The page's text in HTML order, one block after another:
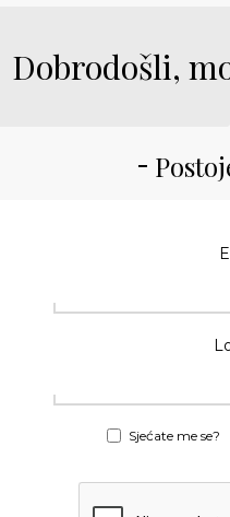
Dobrodošli,
Sjećate me se?